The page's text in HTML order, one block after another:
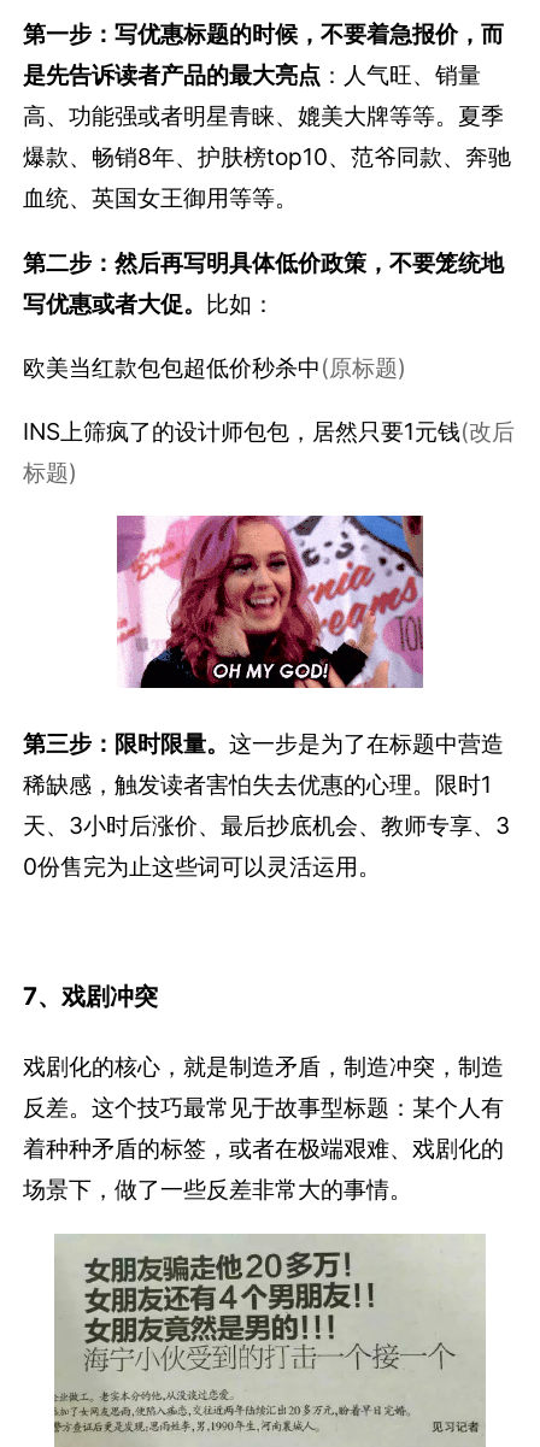
第一步：写优惠标题的时候，不要着急报价，而
是先告诉读者产品的最大亮点 ：人气旺、销量
高、功能强或者明星青睐、媲美大牌等等。夏季
爆款、畅销8年、护肤榜top10、范爷同款、奔驰
血统、英国女王御用等等。
第二步：然后再写明具体低价政策，不要笼统地
写优惠或者大促。 比如：
欧美当红款包包超低价秒杀中(原标题)
INS上筛疯了的设计师包包，居然只要1元钱(改后
标题)
第三步：限时限量。这一步是为了在标题中营造
稀缺感，触发读者害怕失去优惠的心理。限时1
天、3小时后涨价、最后抄底机会、教师专享、3
0份售完为止这些词可以灵活运用。
7、戏剧冲突
戏剧化的核心，就是制造矛盾，制造冲突，制造
反差。这个技巧最常见于故事型标题：某个人有
着种种矛盾的标签，或者在极端艰难、戏剧化的
场景下，做了一些反差非常大的事情。